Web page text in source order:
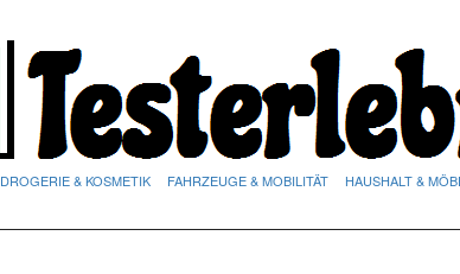
DROGERIE & KOSMETIK FAHRZEUGE & MOBILITÄT HAUSHALT &